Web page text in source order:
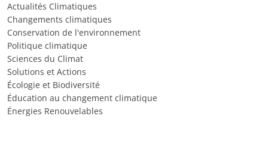
Actualités Climatiques
Changements climatiques
Conservation de l'environnement
Politique climatique
Sciences du Climat
Solutions et Actions
Écologie et Biodiversité
Éducation au changement climatique
Énergies Renouvelables